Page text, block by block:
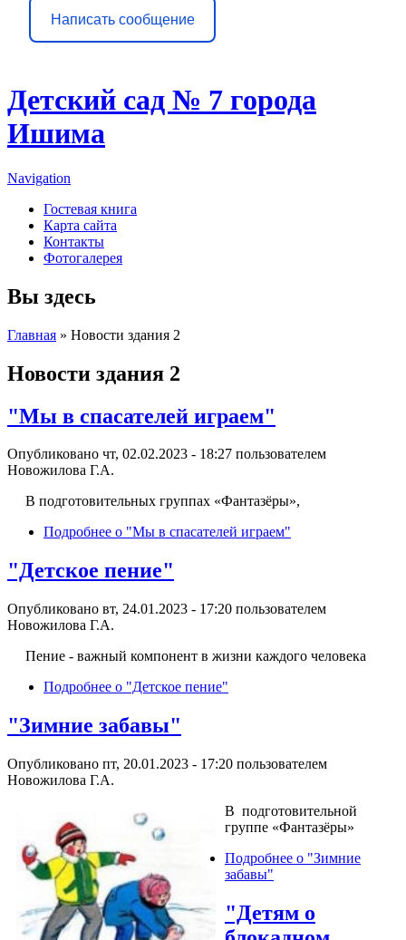
Написать сообщение
Детский сад № 7 города
Ишима
Navigation
Гостевая книга
Карта сайта
Контакты
Фотогалерея
Вы здесь
Главная » Новости здания 2
Новости здания 2
"Мы в спасателей играем"
Опубликовано чт, 02.02.2023 - 18:27 пользователем
Новожилова Г.А.
В подготовительных группах «Фантазёры»,
Подробнее о "Мы в спасателей играем"
"Детское пение"
Опубликовано вт, 24.01.2023 - 17:20 пользователем
Новожилова Г.А.
Пение - важный компонент в жизни каждого человека
Подробнее о "Детское пение"
"Зимние забавы"
Опубликовано пт, 20.01.2023 - 17:20 пользователем
Новожилова Г.А.
В подготовительной
группе «Фантазёры»
Подробнее о "Зимние
забавы"
"Детям о